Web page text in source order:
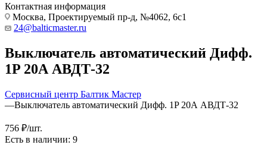
Контактная информация
Москва, Проектируемый пр-д, №4062, 6с1
24@balticmaster.ru
Выключатель автоматический Дифф.
1P 20А АВДТ-32
Сервисный центр Балтик Мастер
—Выключатель автоматический Дифф. 1P 20А АВДТ-32
756 ₽/шт.
Есть в наличии: 9